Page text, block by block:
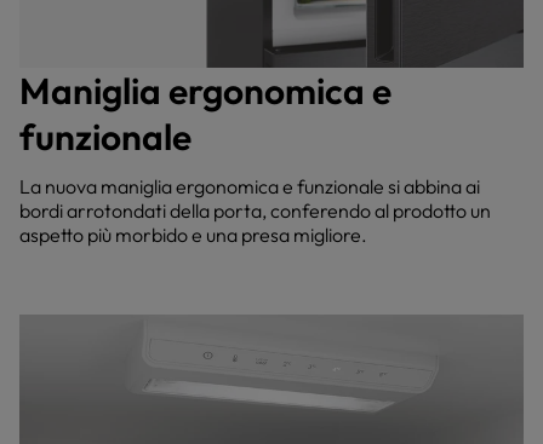
Maniglia ergonomica e
funzionale
La nuova maniglia ergonomica e funzionale si abbina ai
bordi arrotondati della porta, conferendo al prodotto un
aspetto più morbido e una presa migliore.